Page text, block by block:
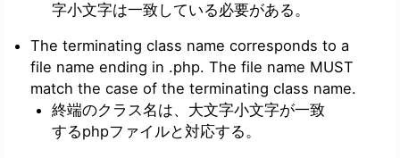
字小文字は一致している必要がある。
The terminating class name corresponds to a
file name ending in .php. The file name MUST
match the case of the terminating class name.
終端のクラス名は、大文字小文字が一致
するphpファイルと対応する。